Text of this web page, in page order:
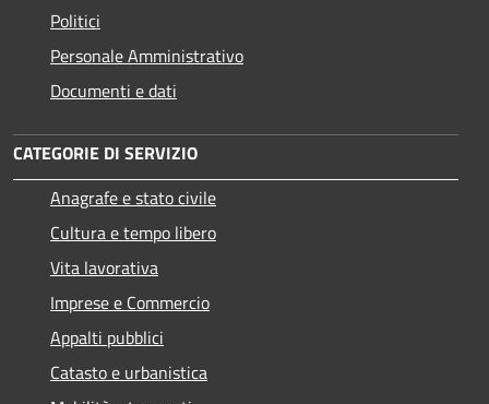
Politici
Personale Amministrativo
Documenti e dati
CATEGORIE DI SERVIZIO
Anagrafe e stato civile
Cultura e tempo libero
Vita lavorativa
Imprese e Commercio
Appalti pubblici
Catasto e urbanistica